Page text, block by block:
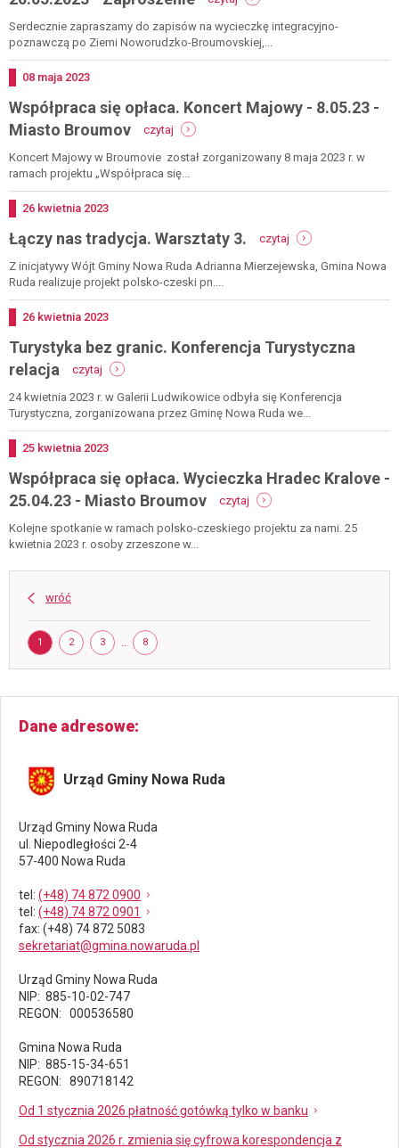
turystyka
bez
granic.
-
20.05.2023
zaproszenie
Serdecznie zapraszamy do zapisów na wycieczkę integracyjno-
poznawczą po Ziemi Noworudzko-Broumovskiej,...
Dodano
08 maja 2023
Współpraca się opłaca. Koncert Majowy - 8.05.23 -
Miasto Broumov
czytaj
współpraca
się
opłaca.
8.05.23
miasto
broumov
Koncert Majowy w Broumovie został zorganizowany 8 maja 2023 r. w
ramach projektu „Współpraca się...
Dodano
26 kwietnia 2023
Łączy nas tradycja. Warsztaty 3. czytaj
łączy
nas
Z inicjatywy Wójt Gminy Nowa Ruda Adrianna Mierzejewska, Gmina Nowa
Ruda realizuje projekt polsko-czeski pn....
Dodano
26 kwietnia 2023
Turystyka bez granic. Konferencja Turystyczna
relacja
czytaj
turystyka
bez
granic.
turystyczna
24 kwietnia 2023 r. w Galerii Ludwikowice odbyła się Konferencja
Turystyczna, zorganizowana przez Gminę Nowa Ruda we...
Dodano
25 kwietnia 2023
Współpraca się opłaca. Wycieczka Hradec Kralove -
25.04.23 - Miasto Broumov
czytaj
współpraca
się
hradec
25.04.23
broumov
Kolejne spotkanie w ramach polsko-czeskiego projektu za nami. 25
kwietnia 2023 r. osoby zrzeszone w...
wróć
Strona
STRONA
1 STRONA
2 STRONA
3 STRONA
8
Dane adresowe
Urząd Gminy Nowa Ruda
Urząd Gminy Nowa Ruda
ul. Niepodległości 2-4
57-400 Nowa Ruda
tel : (+48) 74 872 0900
tel : (+48) 74 872 0901
fax: (+48) 74 872 5083
sekretariat@gmina.nowaruda.pl
Urząd Gminy Nowa Ruda
NIP: 885-10-02-747
REGON: 000536580
Gmina Nowa Ruda
NIP: 885-15-34-651
REGON: 890718142
Od 1 stycznia 2026 płatność gotówką tylko w banku
Od stycznia 2026 r. zmienia się cyfrowa korespondencja z